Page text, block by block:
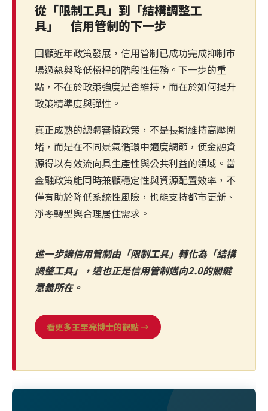
從「限制工具」到「結構調整工
具」 信用管制的下一步
回顧近年政策發展，信用管制已成功完成抑制市
場過熱與降低槓桿的階段性任務。下一步的重
點，不在於政策強度是否維持，而在於如何提升
政策精準度與彈性。
真正成熟的總體審慎政策，不是長期維持高壓圍
堵，而是在不同景氣循環中適度調節，使金融資
源得以有效流向具生產性與公共利益的領域。當
金融政策能同時兼顧穩定性與資源配置效率，不
僅有助於降低系統性風險，也能支持都市更新、
淨零轉型與合理居住需求。
進一步讓信用管制由「限制工具」轉化為「結構
調整工具」，這也正是信用管制邁向2.0的關鍵
意義所在。
看更多王至亮博士的觀點 →